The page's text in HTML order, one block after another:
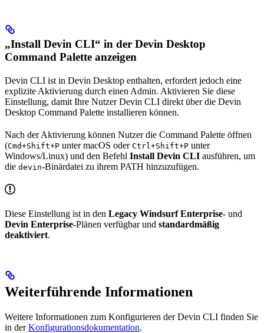
„Install Devin CLI“ in der Devin Desktop
Command Palette anzeigen
Devin CLI ist in Devin Desktop enthalten, erfordert jedoch eine
explizite Aktivierung durch einen Admin. Aktivieren Sie diese
Einstellung, damit Ihre Nutzer Devin CLI direkt über die Devin
Desktop Command Palette installieren können.
Nach der Aktivierung können Nutzer die Command Palette öffnen
(Cmd+Shift+P unter macOS oder Ctrl+Shift+P unter
Windows/Linux) und den Befehl Install Devin CLI ausführen, um
die devin-Binärdatei zu ihrem PATH hinzuzufügen.
Diese Einstellung ist in den Legacy Windsurf Enterprise- und
Devin Enterprise-Plänen verfügbar und standardmäßig
deaktiviert.
Weiterführende Informationen
Weitere Informationen zum Konfigurieren der Devin CLI finden Sie
in derKonfigurationsdokumentation.